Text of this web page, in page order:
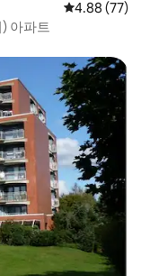
평점 4.88점(5
4.88 (77)
아파트